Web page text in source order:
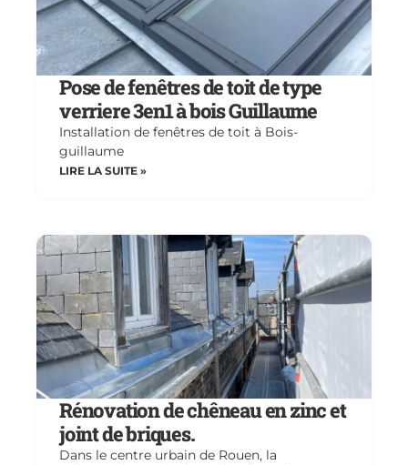
Pose de fenêtres de toit de type
verriere 3en1 à bois Guillaume
Installation de fenêtres de toit à Bois-
guillaume
LIRE LA SUITE »
Rénovation de chêneau en zinc et
joint de briques.
Dans le centre urbain de Rouen, la